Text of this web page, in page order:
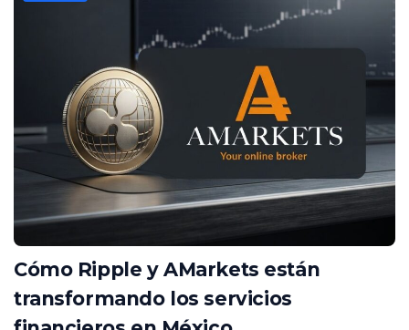
Cómo Ripple y AMarkets están
transformando los servicios